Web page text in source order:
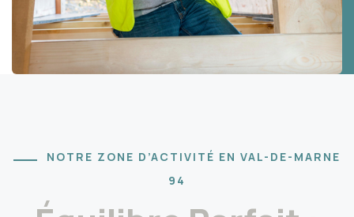
NOTRE ZONE D’ACTIVITÉ EN VAL-DE-MARNE
94